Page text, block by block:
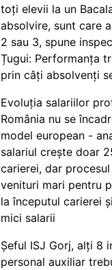
toți elevii la un
absolvire, sunt care
2 sau 3, spune
Țugui: Performanța
prin câți absolvenți
Evoluția salariilor
România nu se
model european -
salariul crește doar
carierei, dar
venituri mari pentru
la începutul carierei
mici salarii
Șeful ISJ Gorj, alți 8
personal auxiliar